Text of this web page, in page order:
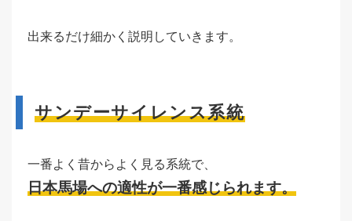
出来るだけ細かく説明していきます。
サンデーサイレンス系統
一番よく昔からよく見る系統で、
日本馬場への適性が一番感じられます。